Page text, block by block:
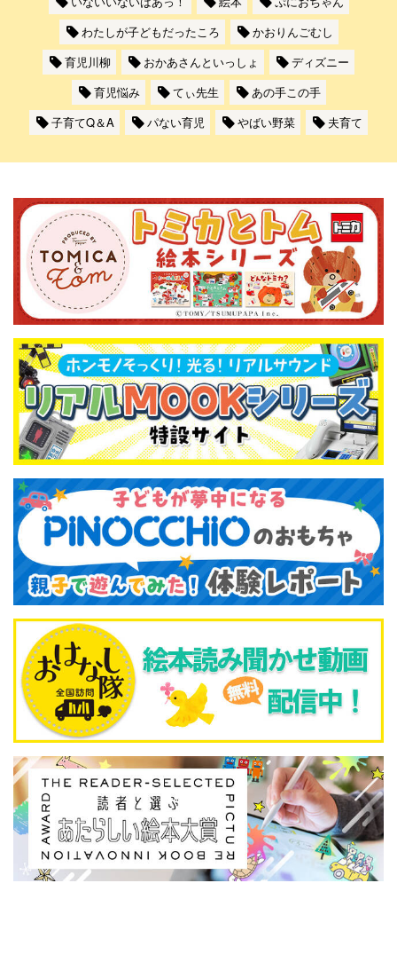
わたしが子どもだったころ
かおりんごむし
育児川柳
おかあさんといっしょ
ディズニー
育児悩み
てぃ先生
あの手この手
子育てQ＆A
パない育児 やばい野菜 夫育て